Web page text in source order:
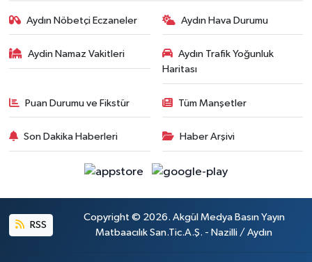
Aydın Nöbetçi Eczaneler Aydın Hava Durumu
Aydin Namaz Vakitleri
Aydın Trafik Yoğunluk
Haritası
Puan Durumu ve Fikstür Tüm Manşetler
Son Dakika Haberleri Haber Arşivi
RSS
Copyright © 2026. Akgül Medya Basın Yayın
Matbaacılık San.Tic.A.Ş. - Nazilli / Aydın